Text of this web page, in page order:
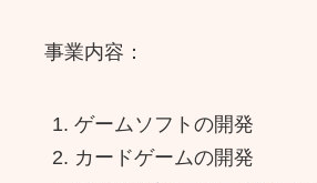
事業内容：
ゲームソフトの開発
カードゲームの開発